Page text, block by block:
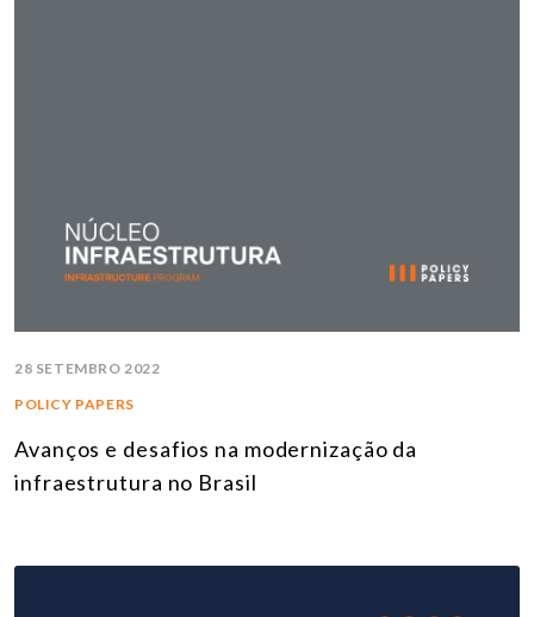
28 SETEMBRO 2022
POLICY PAPERS
Avanços e desafios na modernização da
infraestrutura no Brasil